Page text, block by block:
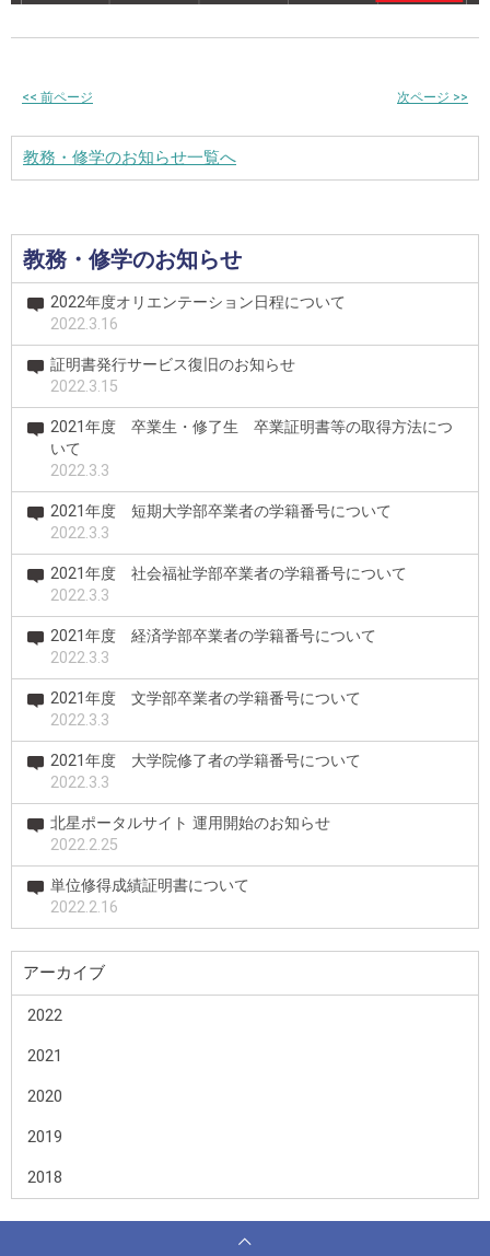
<< 前ページ 次ページ >>
教務・修学のお知らせ一覧へ
教務・修学のお知らせ
2022年度オリエンテーション日程について
2022.3.16
証明書発行サービス復旧のお知らせ
2022.3.15
2021年度 卒業生・修了生 卒業証明書等の取得方法につ
いて
2022.3.3
2021年度 短期大学部卒業者の学籍番号について
2022.3.3
2021年度 社会福祉学部卒業者の学籍番号について
2022.3.3
2021年度 経済学部卒業者の学籍番号について
2022.3.3
2021年度 文学部卒業者の学籍番号について
2022.3.3
2021年度 大学院修了者の学籍番号について
2022.3.3
北星ポータルサイト 運用開始のお知らせ
2022.2.25
単位修得成績証明書について
2022.2.16
アーカイブ
2022
2021
2020
2019
2018